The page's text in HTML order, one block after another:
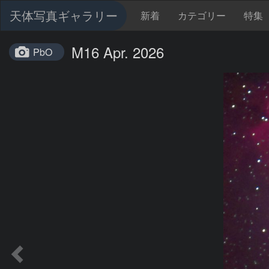
天体写真ギャラリー 新着 カテゴリー 特集
PbO M16 Apr. 2026